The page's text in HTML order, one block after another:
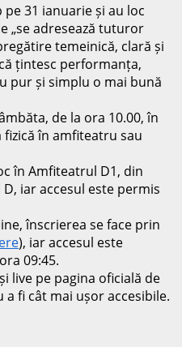
31 ianuarie și au loc
„se adresează tuturor
temeinică, clară și
țintesc performanța,
pur și simplu o mai bună
de la ora 10.00, în
în amfiteatru sau
în Amfiteatrul D1, din
iar accesul este permis
înscrierea se face prin
), iar accesul este
09:45.
live pe pagina oficială de
a fi cât mai ușor accesibile.